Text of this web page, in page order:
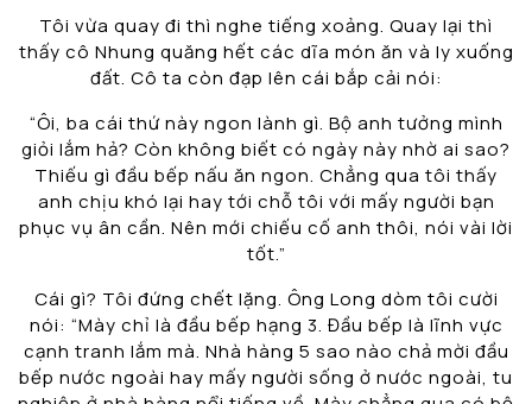
Tôi vừa quay đi thì nghe tiếng xoảng. Quay lại thì
thấy cô Nhung quăng hết các dĩa món ăn và ly xuống
đất. Cô ta còn đạp lên cái bắp cải nói:
“Ôi, ba cái thứ này ngon lành gì. Bộ anh tưởng mình
giỏi lắm hả? Còn không biết có ngày này nhờ ai sao?
Thiếu gì đầu bếp nấu ăn ngon. Chẳng qua tôi thấy
anh chịu khó lại hay tới chỗ tôi với mấy người bạn
phục vụ ân cần. Nên mới chiếu cố anh thôi, nói vài lời
tốt.”
Cái gì? Tôi đứng chết lặng. Ông Long dòm tôi cười
nói: “Mày chỉ là đầu bếp hạng 3. Đầu bếp là lĩnh vực
cạnh tranh lắm mà. Nhà hàng 5 sao nào chả mời đầu
bếp nước ngoài hay mấy người sống ở nước ngoài, tu